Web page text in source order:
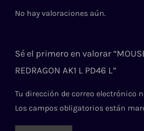
No hay valoraciones aún.
Sé el primero en valorar
REDRAGON AK1 L PD46 L”
Tu dirección de correo electrónico
Los campos obligatorios están